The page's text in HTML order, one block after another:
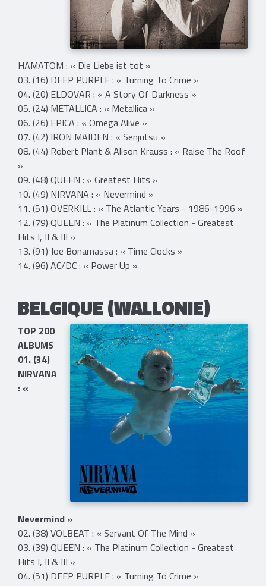
HÄMATOM : « Die Liebe ist tot »
03. (16) DEEP PURPLE : « Turning To Crime »
04. (20) ELDOVAR : « A Story Of Darkness »
05. (24) METALLICA : « Metallica »
06. (26) EPICA : « Omega Alive »
07. (42) IRON MAIDEN : « Senjutsu »
08. (44) Robert Plant & Alison Krauss : « Raise The Roof
»
09. (48) QUEEN : « Greatest Hits »
10. (49) NIRVANA : « Nevermind »
11. (51) OVERKILL : « The Atlantic Years - 1986-1996 »
12. (79) QUEEN : « The Platinum Collection - Greatest
Hits I, II & III »
13. (91) Joe Bonamassa : « Time Clocks »
14. (96) AC/DC : « Power Up »
BELGIQUE (WALLONIE)
TOP 200
ALBUMS
01. (34)
NIRVANA
: «
Nevermind »
02. (38) VOLBEAT : « Servant Of The Mind »
03. (39) QUEEN : « The Platinum Collection - Greatest
Hits I, II & III »
04. (51) DEEP PURPLE : « Turning To Crime »